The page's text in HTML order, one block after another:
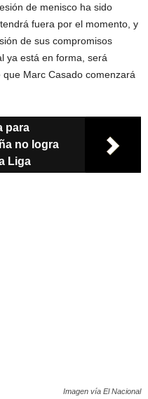
de menisco ha sido
fuera por el momento, y
de sus compromisos
ya está en forma, será
Marc Casado comenzará
para
no logra
Liga
Imagen vía El Nacional